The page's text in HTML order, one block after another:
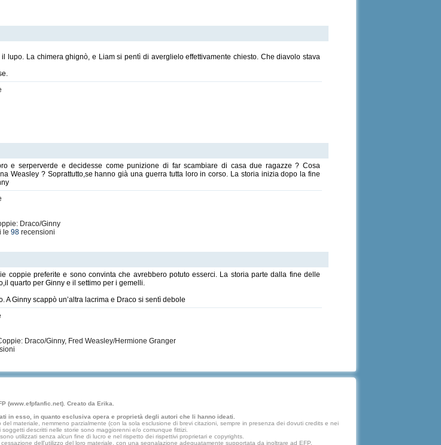
La chimera ghignò, e Liam si pentì di averglielo effettivamente chiesto. Che diavolo stava
e serperverde e decidesse come punizione di far scambiare di casa due ragazze ? Cosa
Weasley ? Soprattutto,se hanno già una guerra tutta loro in corso. La storia inizia dopo la fine
Draco/Ginny
le98 recensioni
coppie preferite e sono convinta che avrebbero potuto esserci. La storia parte dalla fine delle
quarto per Ginny e il settimo per i gemelli.
Ginny scappò un’altra lacrima e Draco si sentì debole
Draco/Ginny, Fred Weasley/Hermione Granger
(www.efpfanfic.net). Creato da Erika.
in esso, in quanto esclusiva opera e proprietà degli autori che li hanno ideati.
materiale, nemmeno parzialmente (con la sola esclusione di brevi citazioni, sempre in presenza dei dovuti credits e nei
descritti nelle storie sono maggiorenni e/o comunque fittizi.
utilizzati senza alcun fine di lucro e nel rispetto dei rispettivi proprietari e copyrights.
dell'utilizzo del loro materiale, con una segnalazione adeguatamente supportata da inoltrare ad EFP.